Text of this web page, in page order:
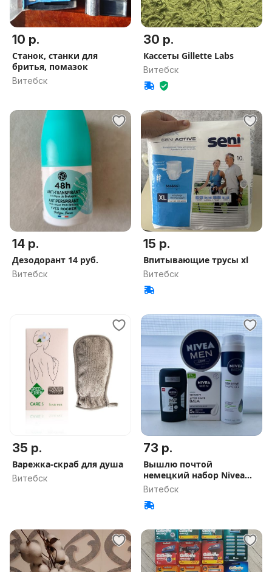
10 р.
Станок, станки для
бритья, помазок
Витебск
30 р.
Кассеты Gillette Labs
Витебск
14 р.
Дезодорант 14 руб.
Витебск
15 р.
Впитывающие трусы xl
Витебск
35 р.
Варежка-скраб для душа
Витебск
73 р.
Вышлю почтой
немецкий набор Nivea
для бритья
Витебск